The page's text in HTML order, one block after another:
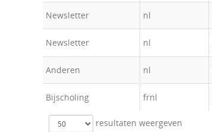
Newsletter nl
Newsletter nl
Anderen nl
Bijscholing frnl
resultaten weergeven